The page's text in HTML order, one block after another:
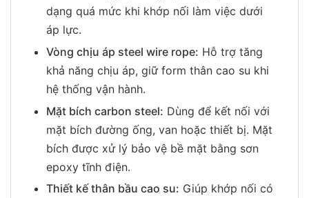
dạng quá mức khi khớp nối làm việc dưới
áp lực.
Vòng chịu áp steel wire rope: Hỗ trợ tăng
khả năng chịu áp, giữ form thân cao su khi
hệ thống vận hành.
Mặt bích carbon steel: Dùng để kết nối với
mặt bích đường ống, van hoặc thiết bị. Mặt
bích được xử lý bảo vệ bề mặt bằng sơn
epoxy tĩnh điện.
Thiết kế thân bầu cao su: Giúp khớp nối có